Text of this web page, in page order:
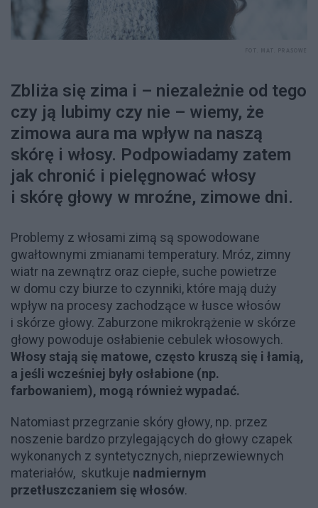
Zbliża się zima i – niezależnie od tego
czy ją lubimy czy nie – wiemy, że
zimowa aura ma wpływ na naszą
skórę i włosy. Podpowiadamy zatem
jak chronić i pielęgnować włosy
i skórę głowy w mroźne, zimowe dni.
Problemy z włosami zimą są spowodowane
gwałtownymi zmianami temperatury. Mróz, zimny
wiatr na zewnątrz oraz ciepłe, suche powietrze
w domu czy biurze to czynniki, które mają duży
wpływ na procesy zachodzące w łusce włosów
i skórze głowy. Zaburzone mikrokrążenie w skórze
głowy powoduje osłabienie cebulek włosowych.
Włosy stają się matowe, często kruszą się i łamią,
a jeśli wcześniej były osłabione (np.
farbowaniem), mogą również wypadać.
Natomiast przegrzanie skóry głowy, np. przez
noszenie bardzo przylegających do głowy czapek
wykonanych z syntetycznych, nieprzewiewnych
materiałów, skutkuje nadmiernym
przetłuszczaniem się włosów.